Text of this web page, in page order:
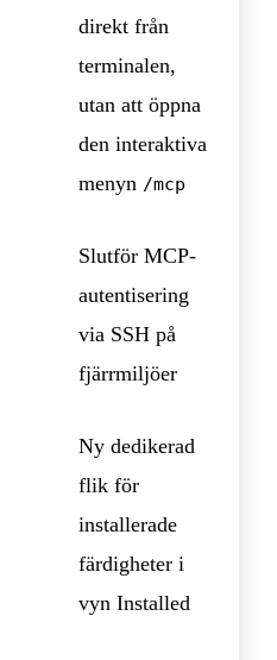
direkt från
terminalen,
utan att öppna
den interaktiva
menyn /mcp
Slutför MCP-
autentisering
via SSH på
fjärrmiljöer
Ny dedikerad
flik för
installerade
färdigheter i
vyn Installed